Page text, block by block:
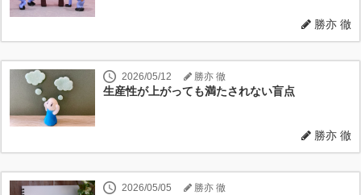
勝亦 徹
2026/05/12 勝亦 徹
生産性が上がっても満たされない盲点
勝亦 徹
2026/05/05 勝亦 徹